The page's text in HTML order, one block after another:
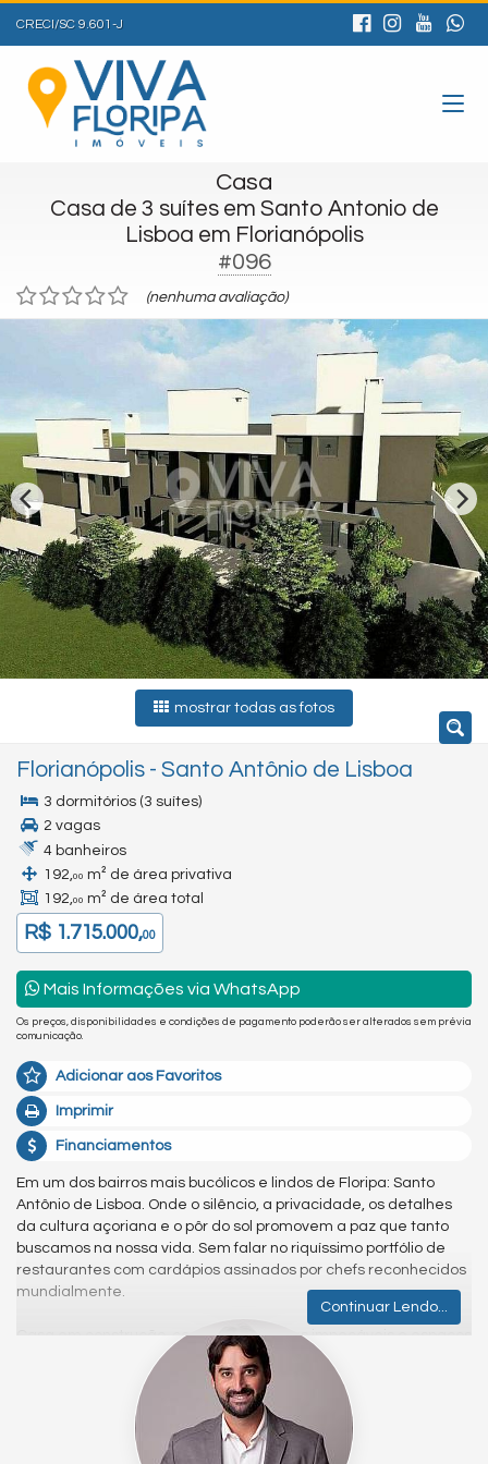
CRECI/SC 9.601-J
Casa
Casa de 3 suítes em Santo Antonio de
Lisboa em Florianópolis
#096
(nenhuma avaliação)
mostrar todas as fotos
Florianópolis - Santo Antônio de Lisboa
3 dormitórios (3 suítes)
2 vagas
4 banheiros
192,00 m² de área privativa
192,00 m² de área total
R$ 1.715.000,00
Mais Informações via WhatsApp
Os preços, disponibilidades e condições de pagamento poderão ser alterados sem prévia
comunicação.
Adicionar aos Favoritos
Imprimir
Financiamentos
Em um dos bairros mais bucólicos e lindos de Floripa: Santo
Antônio de Lisboa. Onde o silêncio, a privacidade, os detalhes
da cultura açoriana e o pôr do sol promovem a paz que tanto
buscamos na nossa vida. Sem falar no riquíssimo portfólio de
restaurantes com cardápios assinados por chefs reconhecidos
mundialmente.
Casa em construção, com acabamentos impecáveis e espaços
integrados e iluminados.
Com 3 suítes, 192,30m² de área privativa, possui no piso inferior
cozinha e sala de jantar integradas, lavabo e varanda, 02
vagas de garagem.
Continuar Lendo...